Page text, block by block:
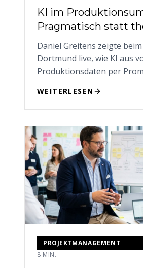
KI im
Pragmatisch statt
Daniel Greitens zeigte
Dortmund live, wie KI aus
Produktionsdaten per
ohne Entwicklungsteam.
WEITERLESEN
PROJEKTMANAGEMENT
8 MIN.